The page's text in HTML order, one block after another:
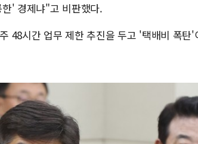
' 경제냐"고 비판했다.
48시간 업무 제한 추진을 두고 '택배비 폭탄